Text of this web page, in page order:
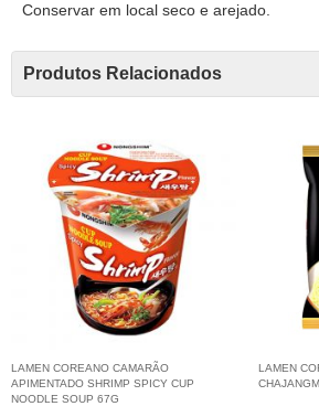
Conservar em local seco e arejado.
Produtos Relacionados
LAMEN COREANO CAMARÃO
APIMENTADO SHRIMP SPICY CUP
NOODLE SOUP 67G
LAMEN